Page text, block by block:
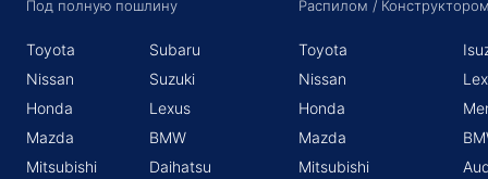
Под полную пошлину
Toyota
Nissan
Honda
Mazda
Mitsubishi
Subaru
Suzuki
Lexus
BMW
Daihatsu
Распилом /
Toyota
Nissan
Honda
Mazda
Mitsubishi